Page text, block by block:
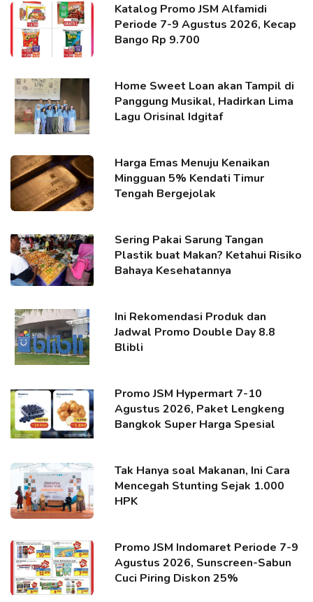
Katalog Promo JSM Alfamidi
Periode 7-9 Agustus 2026, Kecap
Bango Rp 9.700
Home Sweet Loan akan Tampil di
Panggung Musikal, Hadirkan Lima
Lagu Orisinal Idgitaf
Harga Emas Menuju Kenaikan
Mingguan 5% Kendati Timur
Tengah Bergejolak
Sering Pakai Sarung Tangan
Plastik buat Makan? Ketahui Risiko
Bahaya Kesehatannya
Ini Rekomendasi Produk dan
Jadwal Promo Double Day 8.8
Blibli
Promo JSM Hypermart 7-10
Agustus 2026, Paket Lengkeng
Bangkok Super Harga Spesial
Tak Hanya soal Makanan, Ini Cara
Mencegah Stunting Sejak 1.000
HPK
Promo JSM Indomaret Periode 7-9
Agustus 2026, Sunscreen-Sabun
Cuci Piring Diskon 25%